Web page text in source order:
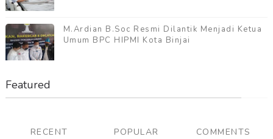
M.Ardian B.Soc Resmi Dilantik Menjadi Ketua
Umum BPC HIPMI Kota Binjai
Featured
RECENT POPULAR COMMENTS